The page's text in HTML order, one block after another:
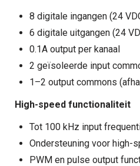
8 digitale ingangen (24
6 digitale uitgangen (24
0.1A output per kanaal
2 geïsoleerde input
1–2 output commons
High-speed functionaliteit
Tot 100 kHz input
Ondersteuning voor high-
PWM en pulse output